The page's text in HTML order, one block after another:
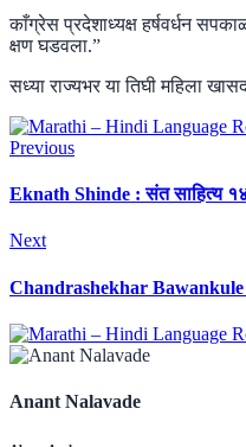
काँग्रेस प्रदेशाध्यक्ष हर्षवर्धन
क्षण घडवला.”
सध्या राज्यभर या तिघी महिला
Previous
Eknath Shinde : संत साहित्य १४
Next
Chandrashekhar Bawankule :
Anant Nalavade